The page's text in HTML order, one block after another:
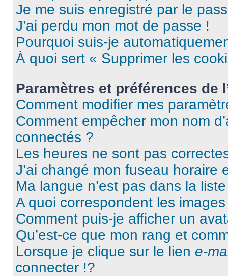
Je me suis enregistré par le
J’ai perdu mon mot de passe !
Pourquoi suis-je
À quoi sert « Supprimer les
Paramètres et préférences de
Comment modifier mes
Comment empêcher mon nom
connectés ?
Les heures ne sont pas
J’ai changé mon fuseau horaire
Ma langue n’est pas dans la
A quoi correspondent les
Comment puis-je afficher un
Qu’est-ce que mon rang et
Lorsque je clique sur le lien e-
connecter !?